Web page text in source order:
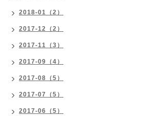
2018-01（2）
2017-12（2）
2017-11（3）
2017-09（4）
2017-08（5）
2017-07（5）
2017-06（5）